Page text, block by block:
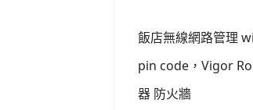
飯店無線網路管理
pin code，Vigor
器 防火牆